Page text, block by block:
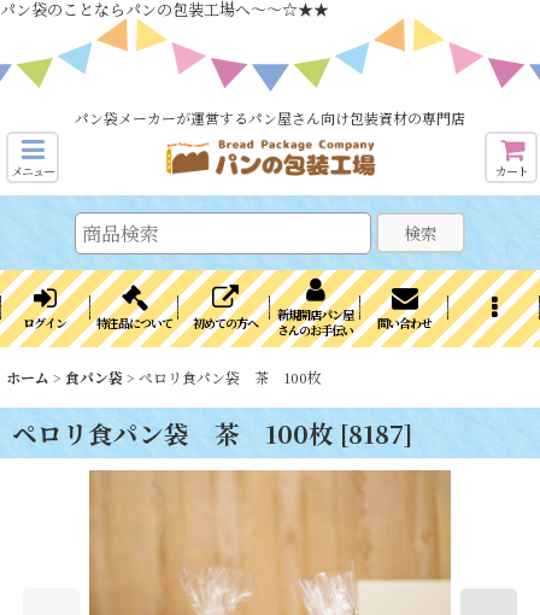
パン袋のことならパンの包装工場へ～～☆★★
パン袋メーカーが運営するパン屋さん向け包装資材の専門店
メニュー カート
検索
ログイン 特注品について 初めての方へ
新規開店パン屋
さんのお手伝い
問い合わせ
ホーム > 食パン袋 > ペロリ食パン袋 茶 100枚
ペロリ食パン袋 茶 100枚 [8187]